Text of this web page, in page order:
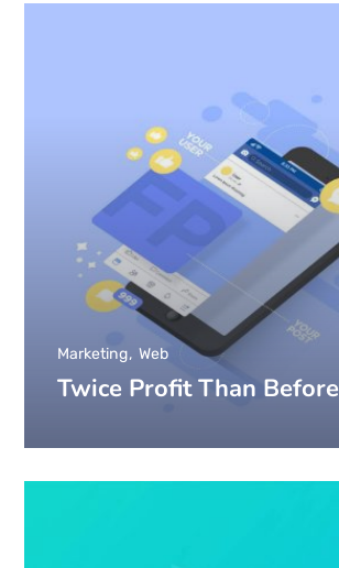
Twice Profit Than Before
Marketing Web